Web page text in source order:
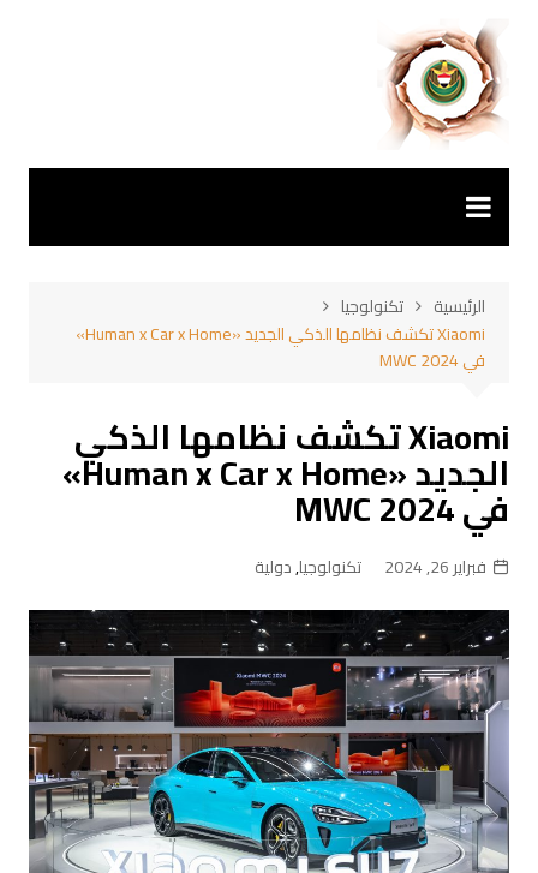
المحتوى
الرئيسية
تكنولوجيا
Xiaomi تكشف نظامها الذكي الجديد «Human x Car x Home»
في MWC 2024
Xiaomi تكشف نظامها الذكي
الجديد «Human x Car x Home»
في MWC 2024
فبراير 26, 2024 تكنولوجيا,دولية